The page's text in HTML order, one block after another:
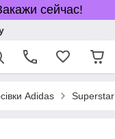
сейчас!
Adidas